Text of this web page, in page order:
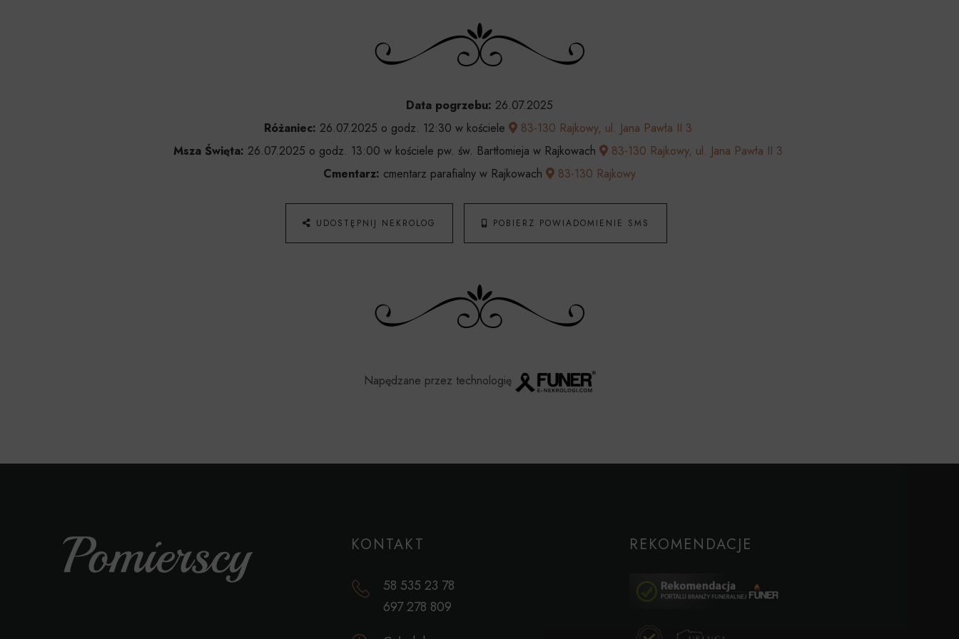
Data pogrzebu: 26.07.2025
Różaniec: 26.07.2025 o godz. 12:30 w kościele
83-130 Rajkowy, ul. Jana Pawła II 3
Msza Święta: 26.07.2025 o godz. 13:00 w kościele pw. św. Bartłomieja w Rajkowach
83-130 Rajkowy, ul. Jana Pawła II 3
Cmentarz: cmentarz parafialny w Rajkowach 83-130 Rajkowy
UDOSTĘPNIJ NEKROLOG POBIERZ POWIADOMIENIE SMS
Napędzane przez technologię
KONTAKT
58 535 23 78
697 278 809
REKOMENDACJE